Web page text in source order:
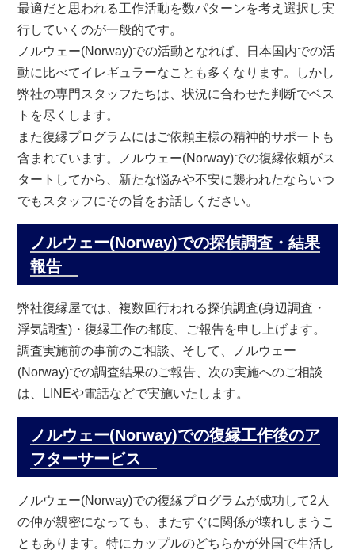
最適だと思われる工作活動を数パターンを考え選択し実
行していくのが一般的です。
ノルウェー(Norway)での活動となれば、日本国内での活
動に比べてイレギュラーなことも多くなります。しかし
弊社の専門スタッフたちは、状況に合わせた判断でベス
トを尽くします。
また復縁プログラムにはご依頼主様の精神的サポートも
含まれています。ノルウェー(Norway)での復縁依頼がス
タートしてから、新たな悩みや不安に襲われたならいつ
でもスタッフにその旨をお話しください。
ノルウェー(Norway)での探偵調査・結果
報告
弊社復縁屋では、複数回行われる探偵調査(身辺調査・
浮気調査)・復縁工作の都度、ご報告を申し上げます。
調査実施前の事前のご相談、そして、ノルウェー
(Norway)での調査結果のご報告、次の実施へのご相談
は、LINEや電話などで実施いたします。
ノルウェー(Norway)での復縁工作後のア
フターサービス
ノルウェー(Norway)での復縁プログラムが成功して2人
の仲が親密になっても、またすぐに関係が壊れしまうこ
ともあります。特にカップルのどちらかが外国で生活し